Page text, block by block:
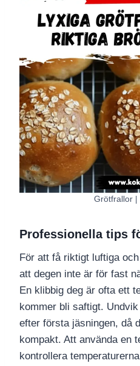
Grötfrallor |
Professionella tips
För att få riktigt luftiga
att degen inte är för fast
En klibbig deg är ofta ett
kommer bli saftigt.
efter första jäsningen, då
kompakt. Att använda en
kontrollera